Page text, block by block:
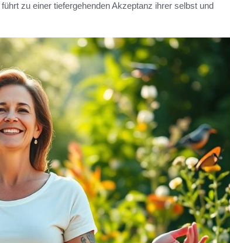
zu einer tiefergehenden Akzeptanz ihrer selbst und